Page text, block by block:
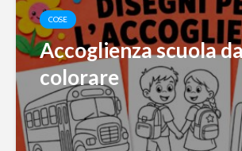
COSE
Accoglienza scuola
colorare